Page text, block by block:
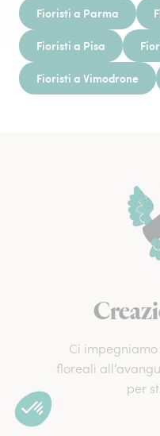
Fioristi a Parma
Fioristi a Pisa
Fioristi a Vimodrone
Ci
floreali
per